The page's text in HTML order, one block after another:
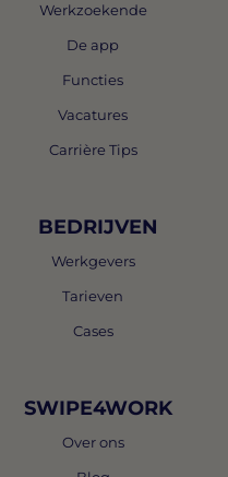
Werkzoekende
De app
Functies
Vacatures
Carrière Tips
BEDRIJVEN
Werkgevers
Tarieven
Cases
SWIPE4WORK
Over ons